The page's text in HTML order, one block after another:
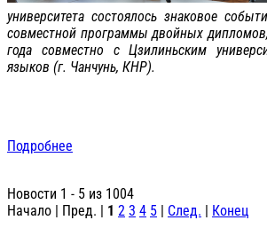
университета состоялось знаковое
совместной программы двойных
года совместно с Цзилиньским
языков (г. Чанчунь, КНР).
Подробнее
Новости 1 - 5 из 1004
Начало | Пред. | 1 2 3 4 5 | След. | Конец